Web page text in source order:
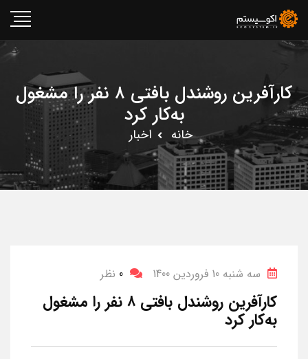
کارآفرین روشندل بافتی ۸ نفر را مشغول
به‌کار کرد
خانه اخبار
سه شنبه 10 فروردین 1400 0 نظر
کارآفرین روشندل بافتی ۸ نفر را مشغول
به‌کار کرد